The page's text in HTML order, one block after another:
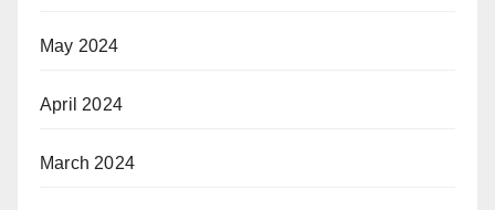
May 2024
April 2024
March 2024